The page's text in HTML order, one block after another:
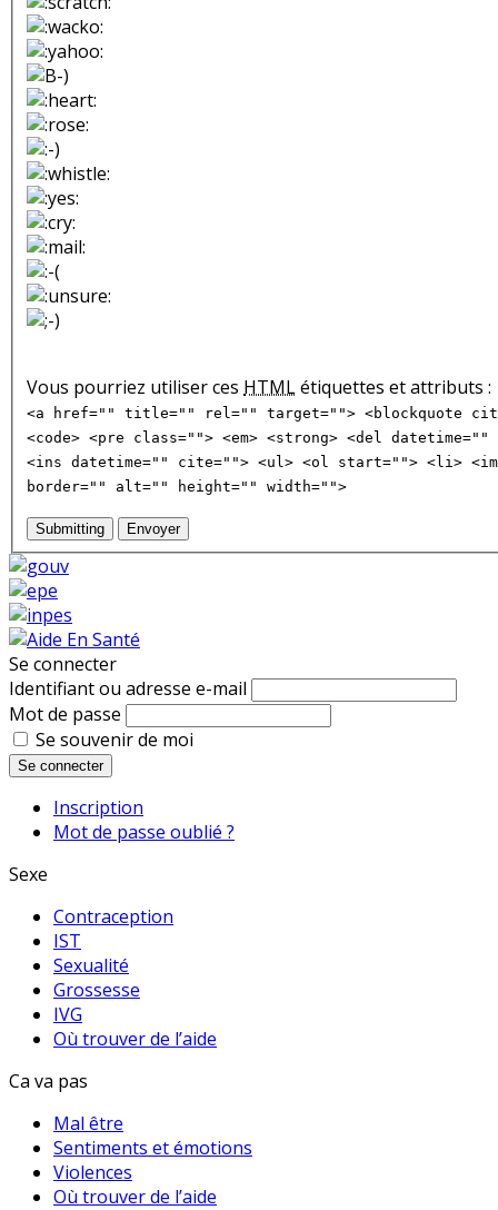
Vous pourriez utiliser ces HTMLétiquettes et attributs :
<a href="" title="" rel="" target=""> <blockquote
<code> <pre class=""> <em> <strong> <del
<ins datetime="" cite=""> <ul> <ol start=""> <li>
border="" alt="" height="" width="">
Submitting Envoyer
Se connecter
Identifiant ou adresse e-mail
Mot de passe
Se souvenir de moi
Se connecter
Inscription
Mot de passe oublié ?
Sexe
Contraception
IST
Sexualité
Grossesse
IVG
Où trouver de l’aide
Ca va pas
Mal être
Sentiments et émotions
Violences
Où trouver de l’aide